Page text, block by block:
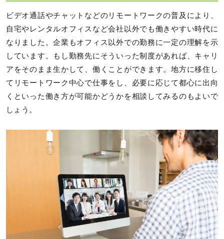
ビデオ通話やチャットなどのリモートワークの普及により、
自宅やレンタルオフィスなど会社以外でも働きやすい時代に
なりました。企業もオフィス以外での勤務に一定の理解を示
しています。もし勤務先にそういった制度があれば、キャリ
アをそのまま生かして、働くことができます。地方に移住し
てリモートワーク中心で仕事をし、必要に応じて都心に出向
くといった働き方が可能かどうかを相談してみるのもよいで
しょう。